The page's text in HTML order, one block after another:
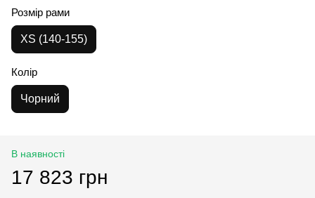
Розмір рами
XS (140-155)
Колір
Чорний
В наявності
17 823 грн